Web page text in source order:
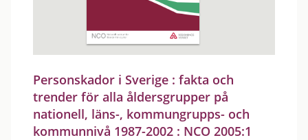
Personskador i Sverige : fakta och
trender för alla åldersgrupper på
nationell, läns-, kommungrupps- och
kommunnivå 1987-2002 : NCO 2005:1